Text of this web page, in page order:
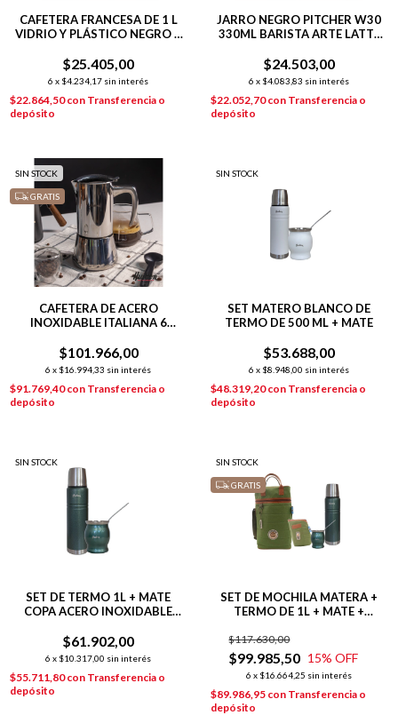
CAFETERA FRANCESA DE 1 L
VIDRIO Y PLÁSTICO NEGRO 9
$25.405,00
6 x $4.234,17 sin interés
$22.864,50con Transferencia o
depósito
JARRO NEGRO PITCHER W30
330ML BARISTA ARTE LATTE
$24.503,00
6 x $4.083,83 sin interés
$22.052,70con Transferencia o
depósito
SIN STOCK
GRATIS
CAFETERA DE ACERO
INOXIDABLE ITALIANA 6
$101.966,00
6 x $16.994,33 sin interés
$91.769,40con Transferencia o
depósito
SIN STOCK
SET MATERO BLANCO DE
TERMO DE 500 ML + MATE
$53.688,00
6 x $8.948,00 sin interés
$48.319,20con Transferencia o
depósito
SIN STOCK
SET DE TERMO 1L + MATE
COPA ACERO INOXIDABLE
$61.902,00
6 x $10.317,00 sin interés
$55.711,80con Transferencia o
depósito
SIN STOCK
GRATIS
SET DE MOCHILA MATERA +
TERMO DE 1L + MATE +
$99.985,50
$117.630,00
15% OFF
6 x $16.664,25 sin interés
$89.986,95 con Transferencia o
depósito